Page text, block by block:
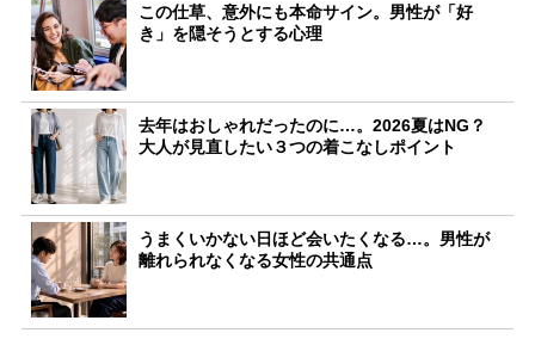
この仕草、意外にも本命サイン。男性が「好
き」を隠そうとする心理
去年はおしゃれだったのに…。2026夏はNG？
大人が見直したい３つの着こなしポイント
うまくいかない日ほど会いたくなる…。男性が
離れられなくなる女性の共通点